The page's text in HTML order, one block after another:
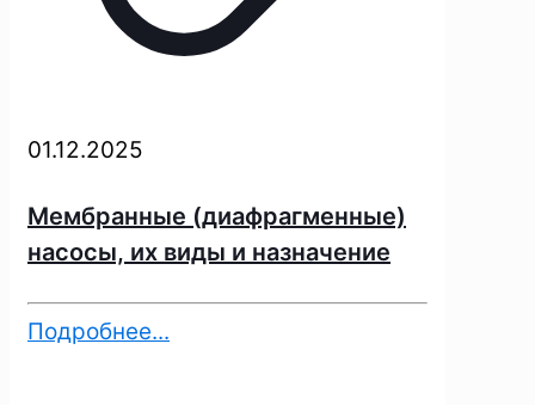
01.12.2025
Мембранные (диафрагменные)
насосы, их виды и назначение
Подробнее...